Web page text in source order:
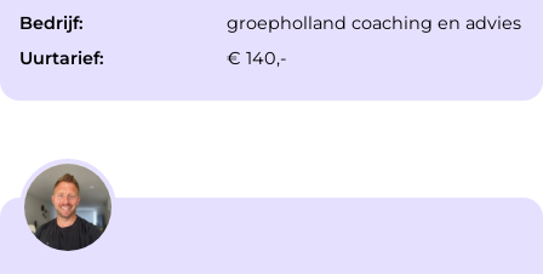
Bedrijf:
groepholland coaching en advies
Uurtarief:
€ 140,-